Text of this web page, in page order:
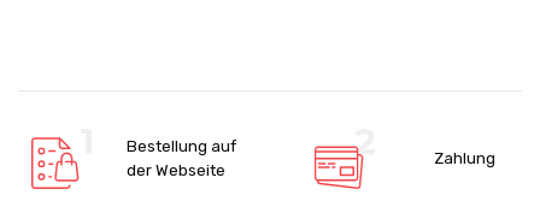
Bestellung auf
der Webseite
Zahlung